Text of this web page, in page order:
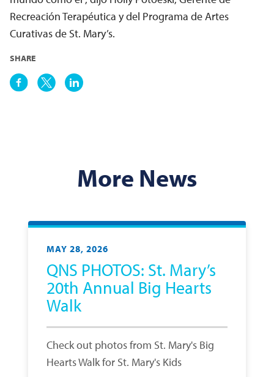
Recreación Terapéutica y del Programa de Artes
Curativas de St. Mary’s.
SHARE
More News
MAY 28, 2026
QNS PHOTOS: St. Mary’s
20th Annual Big Hearts
Walk
Check out photos from St. Mary's Big
Hearts Walk for St. Mary's Kids